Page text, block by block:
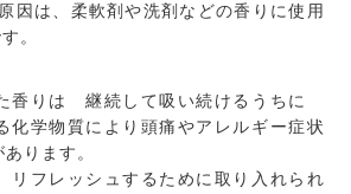
因は、柔軟剤や洗剤などの香りに使用
。
香りは 継続して吸い続けるうちに
化学物質により頭痛やアレルギー症状
ります。
リフレッシュするために取り入れられ